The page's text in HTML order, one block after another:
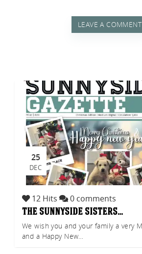
LEAVE A COMMENT
25
DEC
12 Hits 0 comments
the sunnyside sisters…
We wish you and your family a very
and a Happy New…